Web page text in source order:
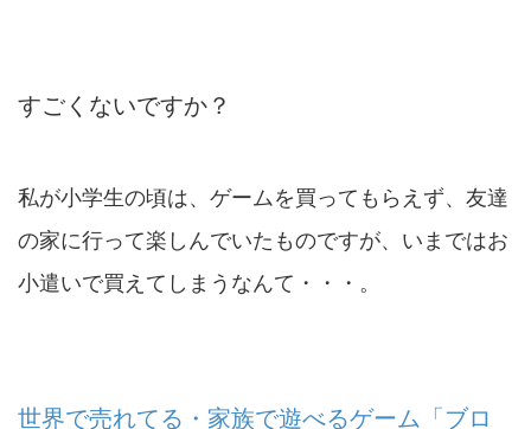
すごくないですか？
私が小学生の頃は、ゲームを買ってもらえず、友達
の家に行って楽しんでいたものですが、いまではお
小遣いで買えてしまうなんて・・・。
世界で売れてる・家族で遊べるゲーム「ブロ